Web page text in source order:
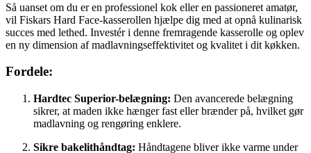
Så uanset om du er en professionel kok eller en passioneret amatør,
vil Fiskars Hard Face-kasserollen hjælpe dig med at opnå kulinarisk
succes med lethed. Investér i denne fremragende kasserolle og oplev
en ny dimension af madlavningseffektivitet og kvalitet i dit køkken.
Fordele:
Hardtec Superior-belægning: Den avancerede belægning
sikrer, at maden ikke hænger fast eller brænder på, hvilket gør
madlavning og rengøring enklere.
Sikre bakelithåndtag: Håndtagene bliver ikke varme under